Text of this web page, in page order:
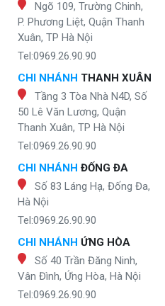
Ngõ 109, Trường Chinh,
P. Phương Liệt, Quận Thanh
Xuân, TP Hà Nội
Tel:0969.26.90.90
CHI NHÁNH THANH XUÂN
Tầng 3 Tòa Nhà N4D, Số
50 Lê Văn Lương, Quận
Thanh Xuân, TP Hà Nội
Tel:0969.26.90.90
CHI NHÁNH ĐỐNG ĐA
Số 83 Láng Hạ, Đống Đa,
Hà Nội
Tel:0969.26.90.90
CHI NHÁNH ỨNG HÒA
Số 40 Trần Đăng Ninh,
Vân Đình, Ứng Hòa, Hà Nội
Tel:0969.26.90.90